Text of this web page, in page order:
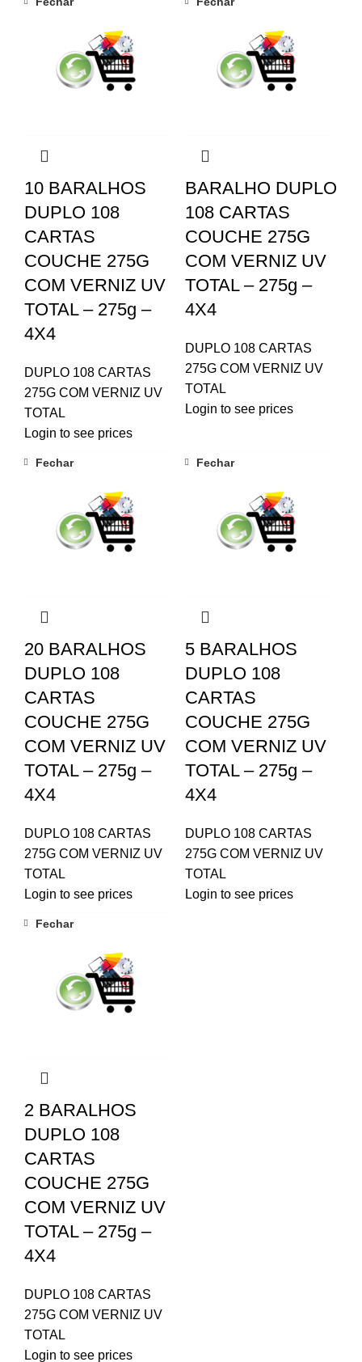
10 BARALHOS
DUPLO 108
CARTAS
COUCHE 275G
COM VERNIZ UV
TOTAL – 275g –
4X4
DUPLO 108 CARTAS
275G COM VERNIZ UV
TOTAL
Login to see prices
BARALHO DUPLO
108 CARTAS
COUCHE 275G
COM VERNIZ UV
TOTAL – 275g –
4X4
DUPLO 108 CARTAS
275G COM VERNIZ UV
TOTAL
Login to see prices
Fechar
20 BARALHOS
DUPLO 108
CARTAS
COUCHE 275G
COM VERNIZ UV
TOTAL – 275g –
4X4
DUPLO 108 CARTAS
275G COM VERNIZ UV
TOTAL
Login to see prices
Fechar
5 BARALHOS
DUPLO 108
CARTAS
COUCHE 275G
COM VERNIZ UV
TOTAL – 275g –
4X4
DUPLO 108 CARTAS
275G COM VERNIZ UV
TOTAL
Login to see prices
Fechar
2 BARALHOS
DUPLO 108
CARTAS
COUCHE 275G
COM VERNIZ UV
TOTAL – 275g –
4X4
DUPLO 108 CARTAS
275G COM VERNIZ UV
TOTAL
Login to see prices